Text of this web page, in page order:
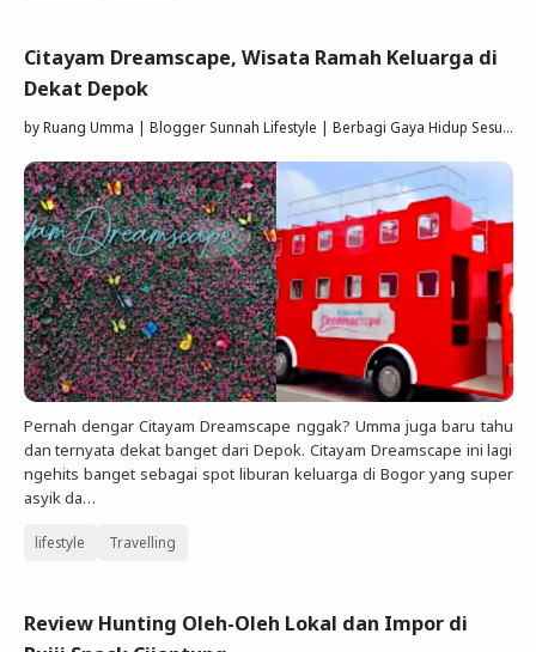
Citayam Dreamscape, Wisata Ramah Keluarga di
Dekat Depok
byRuang Umma | Blogger Sunnah Lifestyle | Berbagi Gaya Hidup Sesuai Quran Sunnah
Pernah dengar Citayam Dreamscape nggak? Umma juga baru tahu
dan ternyata dekat banget dari Depok. Citayam Dreamscape ini lagi
ngehits banget sebagai spot liburan keluarga di Bogor yang super
asyik da…
lifestyle Travelling
Review Hunting Oleh-Oleh Lokal dan Impor di